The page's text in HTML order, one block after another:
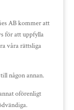
AB kommer att
för att uppfylla
våra rättsliga
någon annan.
oförenligt